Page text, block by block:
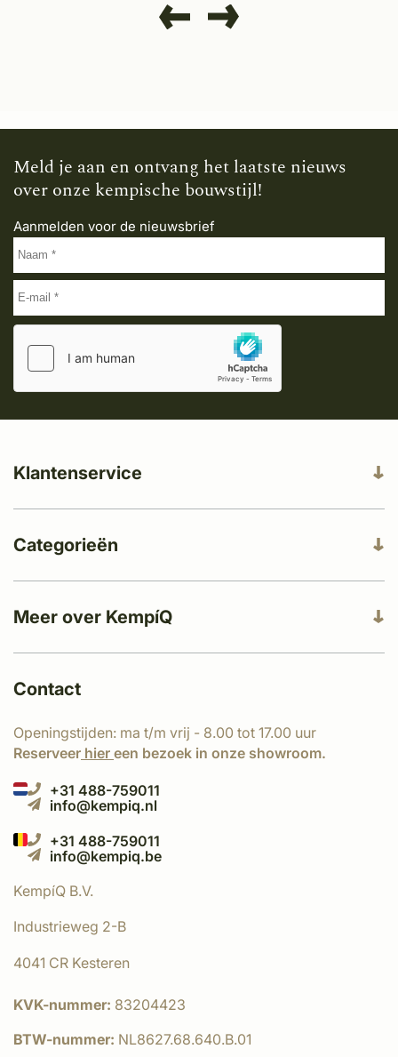
Meld je aan en ontvang het laatste nieuws
over onze kempische bouwstijl!
Aanmelden voor de nieuwsbrief
Meer over KempíQ
Klantenservice
Categorieën
Contact
Openingstijden: ma t/m vrij - 8.00 tot 17.00 uur
Reserveer hier een bezoek in onze showroom.
+31 488-759011
info@kempiq.nl
+31 488-759011
info@kempiq.be
KempíQ B.V.
Industrieweg 2-B
4041 CR Kesteren
KVK-nummer: 83204423
BTW-nummer: NL8627.68.640.B.01